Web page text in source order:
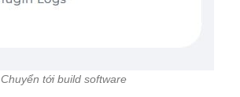
Chuyển tới build software